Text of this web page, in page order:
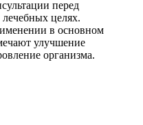
перед
целях.
в основном
улучшение
организма.